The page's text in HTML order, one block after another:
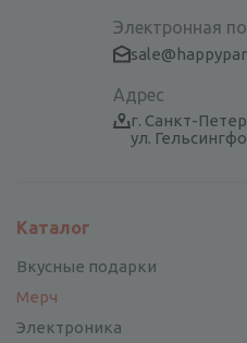
Электронная
Адрес
г. Санкт-
ул.
Каталог
Вкусные подарки
Мерч
Электроника